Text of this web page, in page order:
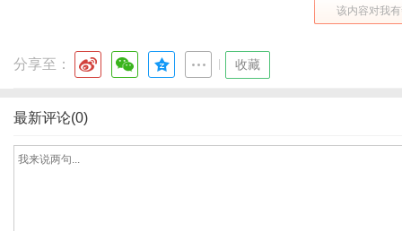
该内容对我
分享至： 收藏
最新评论(0)